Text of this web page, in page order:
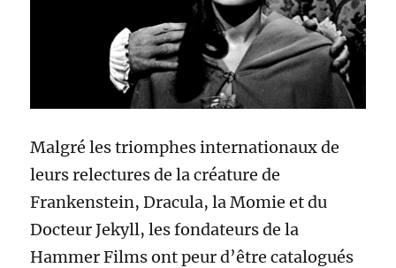
Malgré les triomphes internationaux de
leurs relectures de la créature de
Frankenstein, Dracula, la Momie et du
Docteur Jekyll, les fondateurs de la
Hammer Films ont peur d’être catalogués